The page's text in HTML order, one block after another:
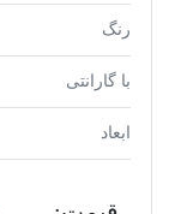
رنگ
با گارانتی
ابعاد